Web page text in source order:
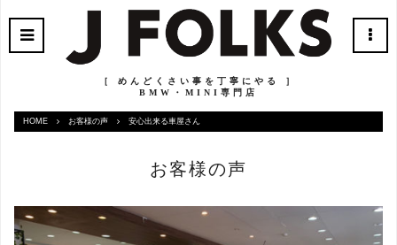
［ めんどくさい事を丁寧にやる ］
BMW・MINI専門店
HOME お客様の声 安心出来る車屋さん
お客様の声